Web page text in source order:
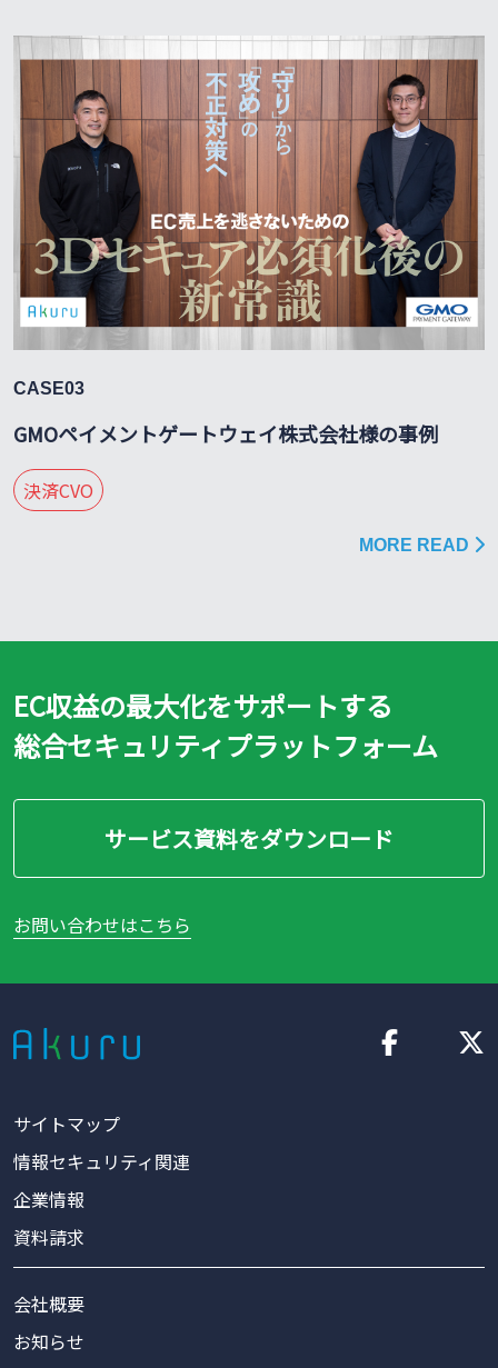
CASE03
GMOペイメントゲートウェイ株式会社様の事例
決済CVO
MORE READ
EC収益の最大化をサポートする
総合セキュリティプラットフォーム
サービス資料をダウンロード
お問い合わせはこちら
サイトマップ
情報セキュリティ関連
企業情報
資料請求
会社概要
お知らせ